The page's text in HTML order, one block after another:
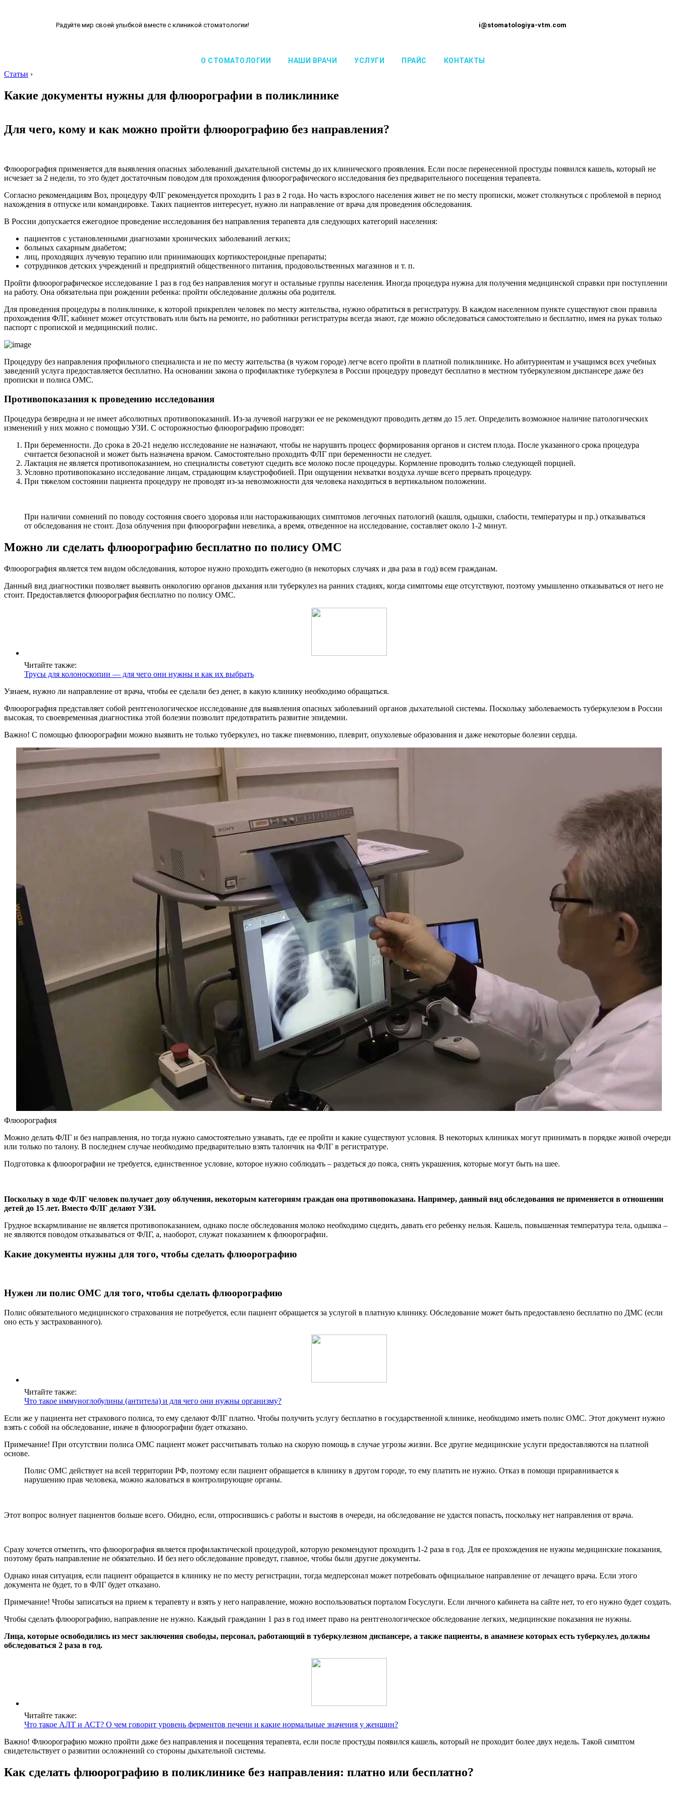
Радуйте мир своей улыбкой вместе с клиникой стоматологии! i@stomatologiya-vtm.com
О СТОМАТОЛОГИИ НАШИ ВРАЧИ УСЛУГИ ПРАЙС КОНТАКТЫ
Статьи ›
Какие документы нужны для флюорографии в поликлинике
Для чего, кому и как можно пройти флюорографию без направления?
Флюорография применяется для выявления опасных заболеваний дыхательной системы до их клинического проявления. Если после перенесенной простуды появился кашель, который не
исчезает за 2 недели, то это будет достаточным поводом для прохождения флюорографического исследования без предварительного посещения терапевта.
Согласно рекомендациям Воз, процедуру ФЛГ рекомендуется проходить 1 раз в 2 года. Но часть взрослого населения живет не по месту прописки, может столкнуться с проблемой в период
нахождения в отпуске или командировке. Таких пациентов интересует, нужно ли направление от врача для проведения обследования.
В России допускается ежегодное проведение исследования без направления терапевта для следующих категорий населения:
пациентов с установленными диагнозами хронических заболеваний легких;
больных сахарным диабетом;
лиц, проходящих лучевую терапию или принимающих кортикостероидные препараты;
сотрудников детских учреждений и предприятий общественного питания, продовольственных магазинов и т. п.
Пройти флюорографическое исследование 1 раз в год без направления могут и остальные группы населения. Иногда процедура нужна для получения медицинской справки при поступлении
на работу. Она обязательна при рождении ребенка: пройти обследование должны оба родителя.
Для проведения процедуры в поликлинике, к которой прикреплен человек по месту жительства, нужно обратиться в регистратуру. В каждом населенном пункте существуют свои правила
прохождения ФЛГ, кабинет может отсутствовать или быть на ремонте, но работники регистратуры всегда знают, где можно обследоваться самостоятельно и бесплатно, имея на руках только
паспорт с пропиской и медицинский полис.
Процедуру без направления профильного специалиста и не по месту жительства (в чужом городе) легче всего пройти в платной поликлинике. Но абитуриентам и учащимся всех учебных
заведений услуга предоставляется бесплатно. На основании закона о профилактике туберкулеза в России процедуру проведут бесплатно в местном туберкулезном диспансере даже без
прописки и полиса ОМС.
Противопоказания к проведению исследования
Процедура безвредна и не имеет абсолютных противопоказаний. Из-за лучевой нагрузки ее не рекомендуют проводить детям до 15 лет. Определить возможное наличие патологических
изменений у них можно с помощью УЗИ. С осторожностью флюорографию проводят:
При беременности. До срока в 20-21 неделю исследование не назначают, чтобы не нарушить процесс формирования органов и систем плода. После указанного срока процедура
считается безопасной и может быть назначена врачом. Самостоятельно проходить ФЛГ при беременности не следует.
Лактация не является противопоказанием, но специалисты советуют сцедить все молоко после процедуры. Кормление проводить только следующей порцией.
Условно противопоказано исследование лицам, страдающим клаустрофобией. При ощущении нехватки воздуха лучше всего прервать процедуру.
При тяжелом состоянии пациента процедуру не проводят из-за невозможности для человека находиться в вертикальном положении.
При наличии сомнений по поводу состояния своего здоровья или настораживающих симптомов легочных патологий (кашля, одышки, слабости, температуры и пр.) отказываться
от обследования не стоит. Доза облучения при флюорографии невелика, а время, отведенное на исследование, составляет около 1-2 минут.
Можно ли сделать флюорографию бесплатно по полису ОМС
Флюорография является тем видом обследования, которое нужно проходить ежегодно (в некоторых случаях и два раза в год) всем гражданам.
Данный вид диагностики позволяет выявить онкологию органов дыхания или туберкулез на ранних стадиях, когда симптомы еще отсутствуют, поэтому умышленно отказываться от него не
стоит. Предоставляется флюорография бесплатно по полису ОМС.
Читайте также:
Трусы для колоноскопии — для чего они нужны и как их выбрать
Узнаем, нужно ли направление от врача, чтобы ее сделали без денег, в какую клинику необходимо обращаться.
Флюорография представляет собой рентгенологическое исследование для выявления опасных заболеваний органов дыхательной системы. Поскольку заболеваемость туберкулезом в России
высокая, то своевременная диагностика этой болезни позволит предотвратить развитие эпидемии.
Важно! С помощью флюорографии можно выявить не только туберкулез, но также пневмонию, плеврит, опухолевые образования и даже некоторые болезни сердца.
Флюорография
Можно делать ФЛГ и без направления, но тогда нужно самостоятельно узнавать, где ее пройти и какие существуют условия. В некоторых клиниках могут принимать в порядке живой очереди
или только по талону. В последнем случае необходимо предварительно взять талончик на ФЛГ в регистратуре.
Подготовка к флюорографии не требуется, единственное условие, которое нужно соблюдать – раздеться до пояса, снять украшения, которые могут быть на шее.
Поскольку в ходе ФЛГ человек получает дозу облучения, некоторым категориям граждан она противопоказана. Например, данный вид обследования не применяется в отношении
детей до 15 лет. Вместо ФЛГ делают УЗИ.
Грудное вскармливание не является противопоказанием, однако после обследования молоко необходимо сцедить, давать его ребенку нельзя. Кашель, повышенная температура тела, одышка –
не являются поводом отказываться от ФЛГ, а, наоборот, служат показанием к флюорографии.
Какие документы нужны для того, чтобы сделать флюорографию
Нужен ли полис ОМС для того, чтобы сделать флюорографию
Полис обязательного медицинского страхования не потребуется, если пациент обращается за услугой в платную клинику. Обследование может быть предоставлено бесплатно по ДМС (если
оно есть у застрахованного).
Читайте также:
Что такое иммуноглобулины (антитела) и для чего они нужны организму?
Если же у пациента нет страхового полиса, то ему сделают ФЛГ платно. Чтобы получить услугу бесплатно в государственной клинике, необходимо иметь полис ОМС. Этот документ нужно
взять с собой на обследование, иначе в флюорографии будет отказано.
Примечание! При отсутствии полиса ОМС пациент может рассчитывать только на скорую помощь в случае угрозы жизни. Все другие медицинские услуги предоставляются на платной
основе.
Полис ОМС действует на всей территории РФ, поэтому если пациент обращается в клинику в другом городе, то ему платить не нужно. Отказ в помощи приравнивается к
нарушению прав человека, можно жаловаться в контролирующие органы.
Этот вопрос волнует пациентов больше всего. Обидно, если, отпросившись с работы и выстояв в очереди, на обследование не удастся попасть, поскольку нет направления от врача.
Сразу хочется отметить, что флюорография является профилактической процедурой, которую рекомендуют проходить 1-2 раза в год. Для ее прохождения не нужны медицинские показания,
поэтому брать направление не обязательно. И без него обследование проведут, главное, чтобы были другие документы.
Однако иная ситуация, если пациент обращается в клинику не по месту регистрации, тогда медперсонал может потребовать официальное направление от лечащего врача. Если этого
документа не будет, то в ФЛГ будет отказано.
Примечание! Чтобы записаться на прием к терапевту и взять у него направление, можно воспользоваться порталом Госуслуги. Если личного кабинета на сайте нет, то его нужно будет создать.
Чтобы сделать флюорографию, направление не нужно. Каждый гражданин 1 раз в год имеет право на рентгенологическое обследование легких, медицинские показания не нужны.
Лица, которые освободились из мест заключения свободы, персонал, работающий в туберкулезном диспансере, а также пациенты, в анамнезе которых есть туберкулез, должны
обследоваться 2 раза в год.
Читайте также:
Что такое АЛТ и АСТ? О чем говорит уровень ферментов печени и какие нормальные значения у женщин?
Важно! Флюорографию можно пройти даже без направления и посещения терапевта, если после простуды появился кашель, который не проходит более двух недель. Такой симптом
свидетельствует о развитии осложнений со стороны дыхательной системы.
Как сделать флюорографию в поликлинике без направления: платно или бесплатно?